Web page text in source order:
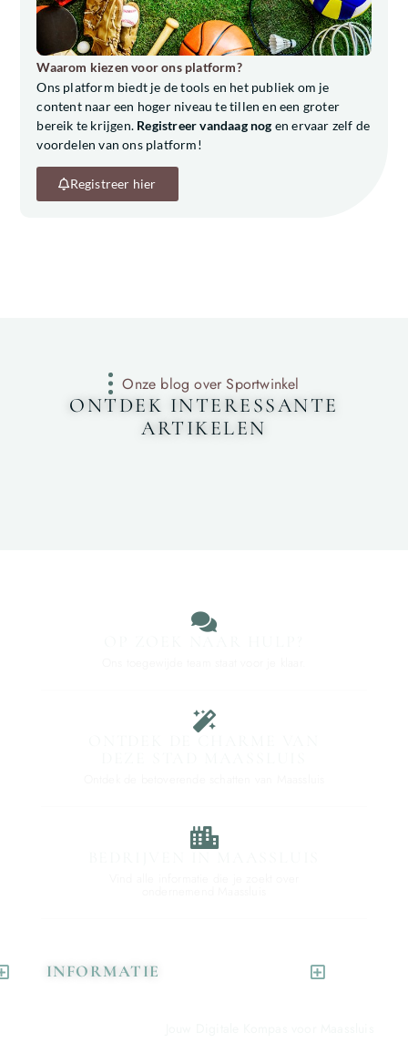
Waarom kiezen voor ons platform?
Ons platform biedt je de tools en het publiek om je
content naar een hoger niveau te tillen en een groter
bereik te krijgen. Registreer vandaag nog en ervaar zelf de
voordelen van ons platform!
Registreer hier
Onze blog over Sportwinkel
ONTDEK INTERESSANTE
ARTIKELEN
INFORMATIE